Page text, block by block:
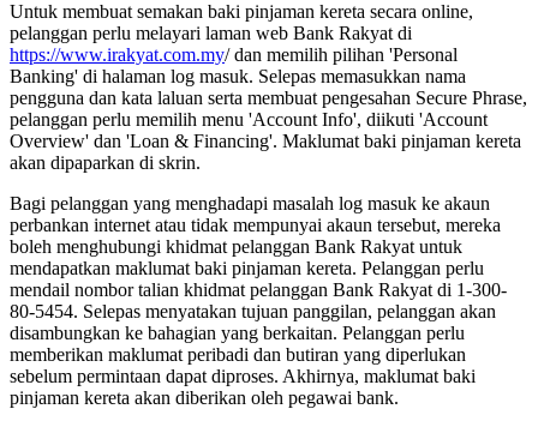
Untuk membuat semakan baki pinjaman kereta secara online,
pelanggan perlu melayari laman web Bank Rakyat di
https://www.irakyat.com.my/ dan memilih pilihan 'Personal
Banking' di halaman log masuk. Selepas memasukkan nama
pengguna dan kata laluan serta membuat pengesahan Secure Phrase,
pelanggan perlu memilih menu 'Account Info', diikuti 'Account
Overview' dan 'Loan & Financing'. Maklumat baki pinjaman kereta
akan dipaparkan di skrin.
Bagi pelanggan yang menghadapi masalah log masuk ke akaun
perbankan internet atau tidak mempunyai akaun tersebut, mereka
boleh menghubungi khidmat pelanggan Bank Rakyat untuk
mendapatkan maklumat baki pinjaman kereta. Pelanggan perlu
mendail nombor talian khidmat pelanggan Bank Rakyat di 1-300-
80-5454. Selepas menyatakan tujuan panggilan, pelanggan akan
disambungkan ke bahagian yang berkaitan. Pelanggan perlu
memberikan maklumat peribadi dan butiran yang diperlukan
sebelum permintaan dapat diproses. Akhirnya, maklumat baki
pinjaman kereta akan diberikan oleh pegawai bank.